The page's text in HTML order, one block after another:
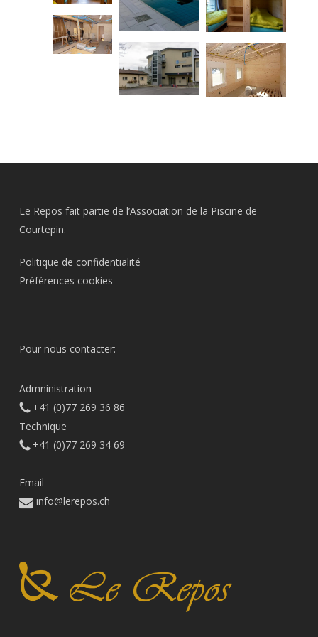
Le Repos fait partie de l’Association de la Piscine de
Courtepin.
Politique de confidentialité
Préférences cookies
Pour nous contacter:
Admninistration
+41 (0)77 269 36 86
Technique
+41 (0)77 269 34 69
Email
info@lerepos.ch